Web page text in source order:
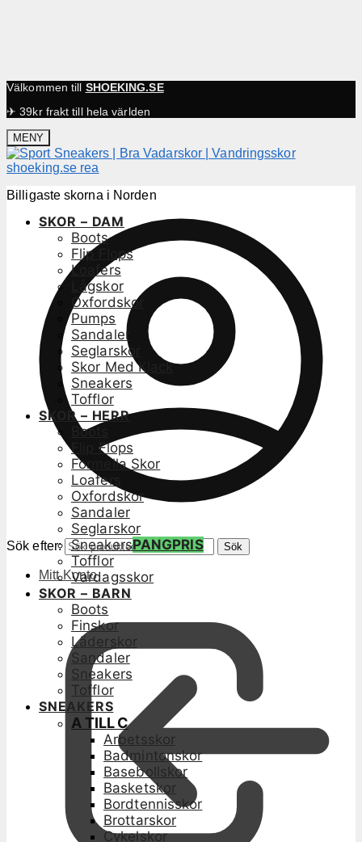
Välkommen till SHOEKING.SE
✈ 39kr frakt till hela världen
MENY
Billigaste skorna i Norden
Sök efter: Sök
Mitt Konto
SKOR – DAM
Boots
Flip Flops
Loafers
Lågskor
Oxfordskor
Pumps
Sandaler
Seglarskor
Skor Med Klack
Sneakers
Tofflor
SKOR – HERR
Boots
Flip Flops
Formella Skor
Loafers
Oxfordskor
Sandaler
Seglarskor
SneakersPANGPRIS
Tofflor
Vardagsskor
SKOR – BARN
Boots
Finskor
Läderskor
Sandaler
Sneakers
Tofflor
SNEAKERS
A TILL C
Arbetsskor
Badmintonskor
Basebollskor
Basketskor
Bordtennisskor
Brottarskor
Cykelskor